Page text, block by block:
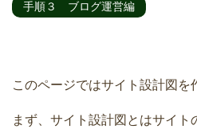
手順３ ブログ運営編
このページではサイト設計図を
まず、サイト設計図とはサイト